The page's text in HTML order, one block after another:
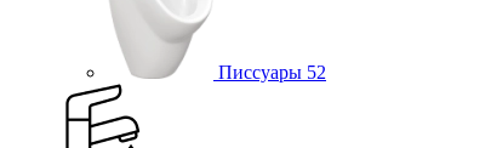
Писсуары 52